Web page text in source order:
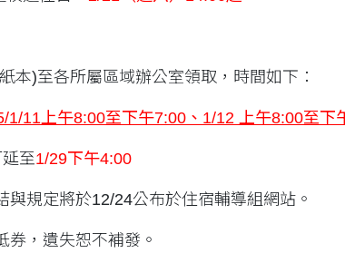
本)至各所屬區域辦公室領取，時間如下：
1/11上午8:00至下午7:00 、 1/12 上午8:00至下
至1/29下午4:00
與規定將於12/24公布於住宿輔導組網站。
券，遺失恕不補發。